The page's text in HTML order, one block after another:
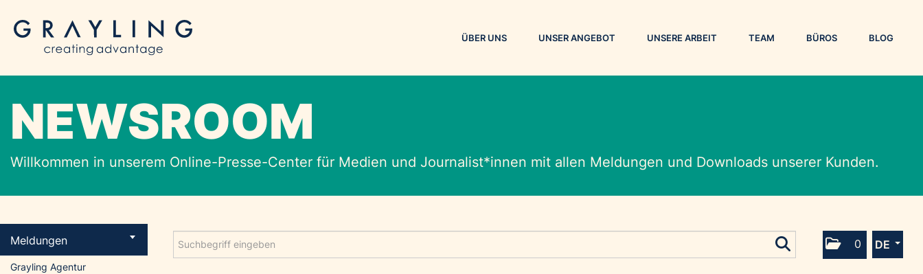
ÜBER UNS UNSER ANGEBOT UNSERE ARBEIT TEAM BÜROS BLOG
NEWSROOM
Willkommen in unserem Online-Presse-Center für Medien und Journalist*innen mit allen Meldungen und Downloads unserer Kunden.
0 DE
Meldungen
Grayling Agentur